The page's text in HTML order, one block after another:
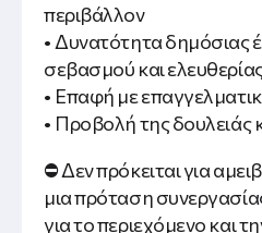
περιβάλλον
• Δυνατότητα δημόσιας
σεβασμού και
• Επαφή με
• Προβολή της δουλειάς
⛔ Δεν πρόκειται για
μια πρόταση
για το περιεχόμενο και